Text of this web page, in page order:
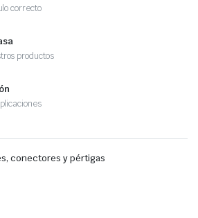
correcto
productos
conectores y pértigas